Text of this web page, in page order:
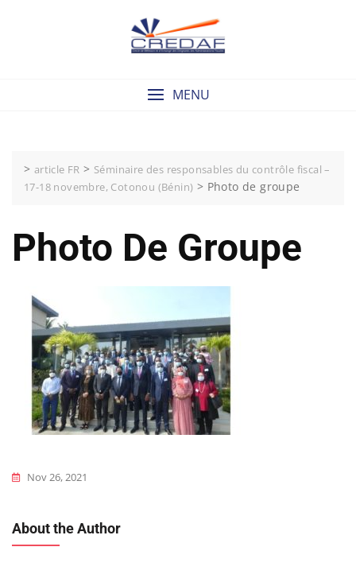
MENU
> article FR > Séminaire des responsables du contrôle fiscal –
17-18 novembre, Cotonou (Bénin) > Photo de groupe
Photo De Groupe
Nov 26, 2021
About the Author